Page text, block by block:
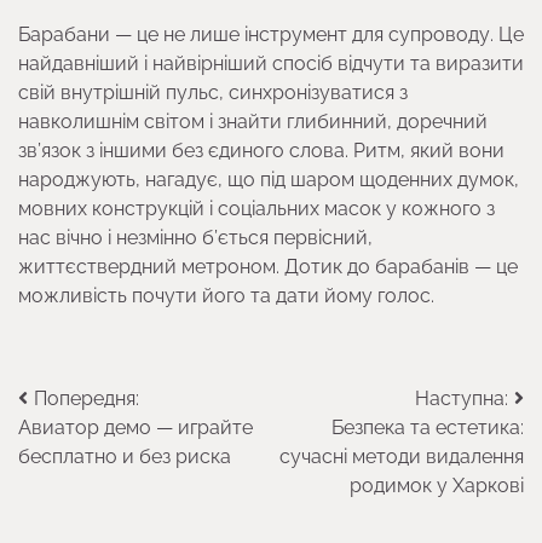
Барабани — це не лише інструмент для супроводу. Це
найдавніший і найвірніший спосіб відчути та виразити
свій внутрішній пульс, синхронізуватися з
навколишнім світом і знайти глибинний, доречний
зв’язок з іншими без єдиного слова. Ритм, який вони
народжують, нагадує, що під шаром щоденних думок,
мовних конструкцій і соціальних масок у кожного з
нас вічно і незмінно б’ється первісний,
життєствердний метроном. Дотик до барабанів — це
можливість почути його та дати йому голос.
Навігація
записів
Попередня:
Авиатор демо — играйте
бесплатно и без риска
Наступна:
Безпека та естетика:
сучасні методи видалення
родимок у Харкові